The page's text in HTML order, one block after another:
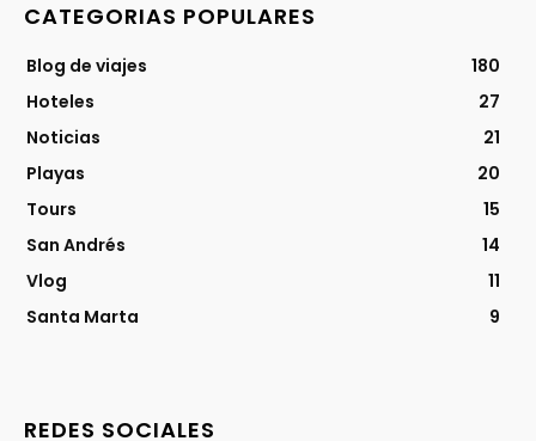
CATEGORIAS POPULARES
Blog de viajes
180
Hoteles
27
Noticias
21
Playas
20
Tours
15
San Andrés
14
Vlog
11
Santa Marta
9
REDES SOCIALES